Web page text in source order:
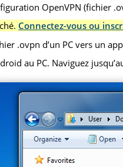
OpenVPN (fichier
Connectez-vous ou
.ovpn d’un PC vers un
au PC. Naviguez